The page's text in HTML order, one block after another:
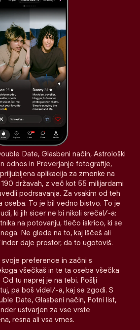
Date, Glasbeni način, Astrološki
odnos in Preverjanje fotografije,
aplikacija za zmenke na
državah, z več kot 55 milijardami
podrsavanja. Za vsakim od teh
oseba. To je bil vedno bistvo. To je
ki jih sicer ne bi nikoli srečal/-a:
na potovanju, tlečo iskrico, ki se
Ne glede na to, kaj iščeš ali
daje prostor, da to ugotoviš.
svoje preference in začni s
všečkaš in te ta oseba všečka
tu naprej je na tebi. Pošlji
pa boš videl/-a, kaj se zgodi. S
Date, Glasbeni način, Potni list,
ustvarjen za vse vrste
resna ali vsa vmes.